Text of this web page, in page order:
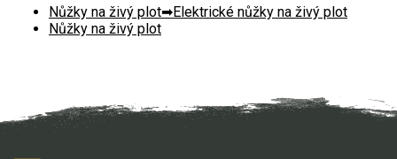
Nůžky na živý plot
Elektrické nůžky na živý plot
Nůžky na živý plot